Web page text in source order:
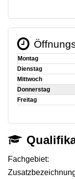
Montag
Dienstag
Mittwoch
Donnerstag
Freitag
Fachgebiet: